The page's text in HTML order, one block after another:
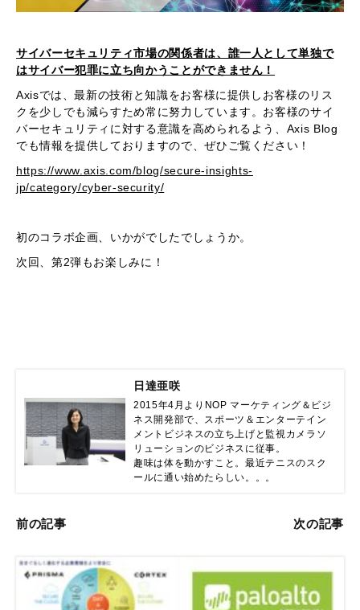
サイバーセキュリティ市場の関係者は、誰一人として単独で
はサイバー犯罪に立ち向かうことができません！
Axisでは、最新の技術と知識をお客様に提供しお客様のリス
クを少しでも減らすため常に努力しています。お客様のサイ
バーセキュリティに対する意識を高められるよう、Axis Blog
でも情報を提供しておりますので、ぜひご覧ください！
https://www.axis.com/blog/secure-insights-
jp/category/cyber-security/
初のコラボ企画、いかがでしたでしょうか。
次回、第2弾もお楽しみに！
日達亜咲
2015年4月よりNOP マーケティング＆ビジ
ネス開発部で、スポーツ＆エンターテイン
メントビジネスの立ち上げと監視カメラソ
リューションのビジネスに従事。
趣味は体を動かすこと。最近テニスのスク
ールに通い始めたらしい。。。
前の記事 次の記事